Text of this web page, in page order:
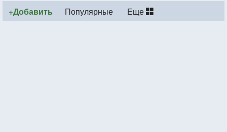
+Добавить Популярные Еще